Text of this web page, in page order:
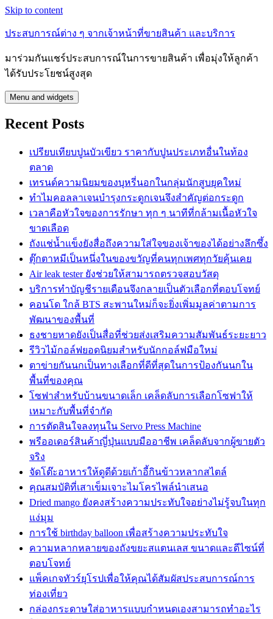
Skip to content
ประสบการณ์ต่าง ๆ จากเจ้าหน้าที่ขายสินค้า และบริการ
มาร่วมกันแชร์ประสบการณ์ในการขายสินค้า เพื่อมุ่งให้ลูกค้า
ได้รับประโยชน์สูงสุด
Menu and widgets
Recent Posts
เปรียบเทียบปูนบัวเขียว ราคากับปูนประเภทอื่นในท้อง
ตลาด
เทรนด์ความนิยมของบุหรี่นอกในกลุ่มนักสูบยุคใหม่
ทำไมคอลลาเจนบำรุงกระดูกเจนจึงสำคัญต่อกระดูก
เวลาคือหัวใจของการรักษา ทุก ๆ นาทีที่กล้ามเนื้อหัวใจ
ขาดเลือด
ถังแช่น้ำแข็งยังสื่อถึงความใส่ใจของเจ้าของได้อย่างลึกซึ้ง
ตุ๊กตาหมีเป็นหนึ่งในของขวัญที่คนทุกเพศทุกวัยคุ้นเคย
Air leak tester ยังช่วยให้สามารถตรวจสอบวัสดุ
บริการทำบัญชีรายเดือนจึงกลายเป็นตัวเลือกที่ตอบโจทย์
คอนโด ใกล้ BTS สะพานใหม่ก็จะยิ่งเพิ่มมูลค่าตามการ
พัฒนาของพื้นที่
ธงชายหาดยังเป็นสื่อที่ช่วยส่งเสริมความสัมพันธ์ระยะยาว
รีวิวไม้กอล์ฟยอดนิยมสำหรับนักกอล์ฟมือใหม่
ตาข่ายกันนกเป็นทางเลือกที่ดีที่สุดในการป้องกันนกใน
พื้นที่ของคุณ
โซฟาสำหรับบ้านขนาดเล็ก เคล็ดลับการเลือกโซฟาให้
เหมาะกับพื้นที่จำกัด
การตัดสินใจลงทุนใน Servo Press Machine
พรีออเดอร์สินค้าญี่ปุ่นแบบมืออาชีพ เคล็ดลับจากผู้ขายตัว
จริง
จัดโต๊ะอาหารให้ดูดีด้วยเก้าอี้กินข้าวหลากสไตล์
คุณสมบัติที่เสาเข็มเจาะไมโครไพล์นำเสนอ
Dried mango ยังคงสร้างความประทับใจอย่างไม่รู้จบในทุก
แง่มุม
การใช้ birthday balloon เพื่อสร้างความประทับใจ
ความหลากหลายของถังขยะสแตนเลส ขนาดและดีไซน์ที่
ตอบโจทย์
แพ็คเกจทัวร์ยุโรปเพื่อให้คุณได้สัมผัสประสบการณ์การ
ท่องเที่ยว
กล่องกระดาษใส่อาหารแบบกำหนดเองสามารถทำอะไร